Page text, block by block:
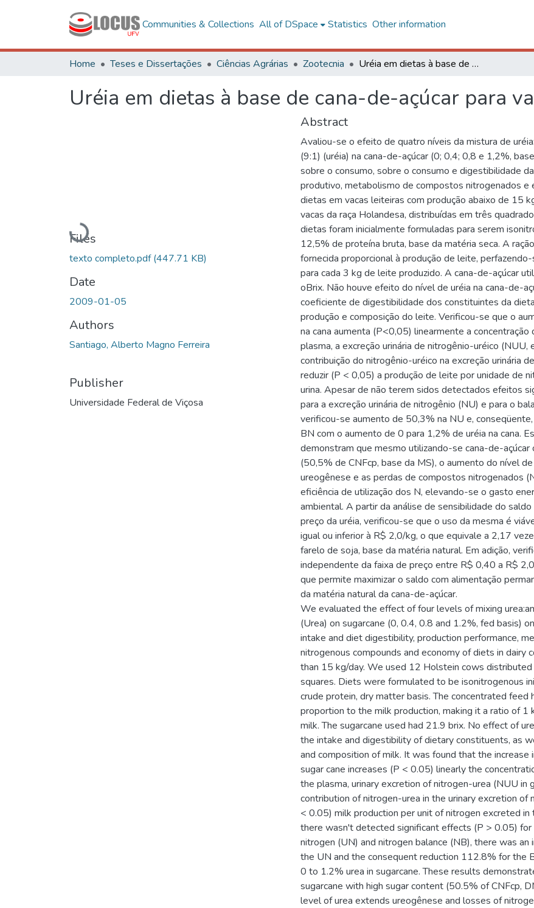
Communities & Collections All of DSpace Statistics Other information
Home Teses e Dissertações Ciências Agrárias Zootecnia Uréia em dietas à base de cana-de-açúcar para vacas leiteiras
Uréia em dietas à base de cana-de-açúcar para
Loading...
Files
texto completo.pdf(447.71 KB)
Date
2009-01-05
Authors
Santiago, Alberto Magno Ferreira
Publisher
Universidade Federal de Viçosa
Abstract
Avaliou-se o efeito de quatro níveis da mistura de
(9:1) (uréia) na cana-de-açúcar (0; 0,4; 0,8 e 1,2%,
sobre o consumo, sobre o consumo e digestibilidade
produtivo, metabolismo de compostos nitrogenados e
dietas em vacas leiteiras com produção abaixo de 15
vacas da raça Holandesa, distribuídas em três
dietas foram inicialmente formuladas para serem
12,5% de proteína bruta, base da matéria seca. A
fornecida proporcional à produção de leite,
para cada 3 kg de leite produzido. A cana-de-açúcar
oBrix. Não houve efeito do nível de uréia na cana-de-
coeficiente de digestibilidade dos constituintes da
produção e composição do leite. Verificou-se que o
na cana aumenta (P<0,05) linearmente a
plasma, a excreção urinária de nitrogênio-uréico (NUU,
contribuição do nitrogênio-uréico na excreção urinária
reduzir (P < 0,05) a produção de leite por unidade de
urina. Apesar de não terem sidos detectados efeitos
para a excreção urinária de nitrogênio (NU) e para o
verificou-se aumento de 50,3% na NU e,
BN com o aumento de 0 para 1,2% de uréia na cana.
demonstram que mesmo utilizando-se cana-de-açúcar
(50,5% de CNFcp, base da MS), o aumento do nível
ureogênese e as perdas de compostos nitrogenados
eficiência de utilização dos N, elevando-se o gasto
ambiental. A partir da análise de sensibilidade do
preço da uréia, verificou-se que o uso da mesma é
igual ou inferior à R$ 2,0/kg, o que equivale a 2,17
farelo de soja, base da matéria natural. Em adição,
independente da faixa de preço entre R$ 0,40 a R$
que permite maximizar o saldo com alimentação
da matéria natural da cana-de-açúcar.
We evaluated the effect of four levels of mixing
(Urea) on sugarcane (0, 0.4, 0.8 and 1.2%, fed basis)
intake and diet digestibility, production performance,
nitrogenous compounds and economy of diets in dairy
than 15 kg/day. We used 12 Holstein cows
squares. Diets were formulated to be isonitrogenous
crude protein, dry matter basis. The concentrated feed
proportion to the milk production, making it a ratio of 1
milk. The sugarcane used had 21.9 brix. No effect of
the intake and digestibility of dietary constituents, as
and composition of milk. It was found that the increase
sugar cane increases (P < 0.05) linearly the
the plasma, urinary excretion of nitrogen-urea (NUU in
contribution of nitrogen-urea in the urinary excretion of
< 0.05) milk production per unit of nitrogen excreted in
there wasn't detected significant effects (P > 0.05) for
nitrogen (UN) and nitrogen balance (NB), there was an
the UN and the consequent reduction 112.8% for the
0 to 1.2% urea in sugarcane. These results
sugarcane with high sugar content (50.5% of CNFcp,
level of urea extends ureogênese and losses of